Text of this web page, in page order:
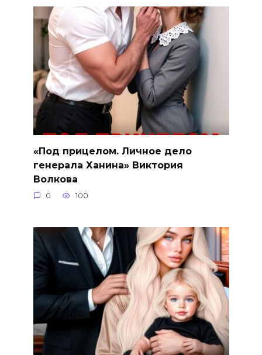
«Под прицелом. Личное дело
генерала Ханина» Виктория
Волкова
0 100